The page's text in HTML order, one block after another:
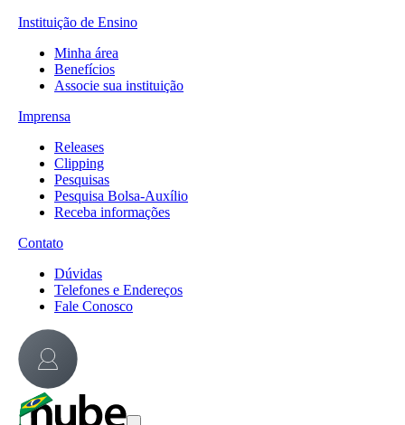
Instituição de Ensino
Minha área
Benefícios
Associe sua instituição
Imprensa
Releases
Clipping
Pesquisas
Pesquisa Bolsa-Auxílio
Receba informações
Contato
Dúvidas
Telefones e Endereços
Fale Conosco